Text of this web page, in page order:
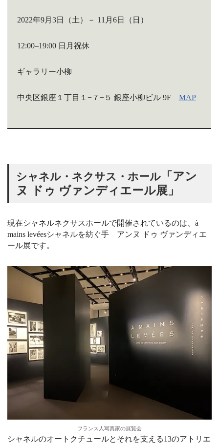
2022年9月3日（土）­－ 11月6日（日）
12:00–19:00 日月祝休
ギャラリー小柳
中央区銀座１丁目１−７−５ 銀座小柳ビル 9F MAP
シャネル・ネクサス・ホール 「 アン
ヌ
ドゥ ヴァンディエール展 」
現在シャネルネクサスホールで開催されているのは、à
mains levéesシャネルを紡ぐ手 アンヌ ドゥ ヴァンディエ
ール展です。
フランス人写真家の展覧会
シャネルのオートクチュールとそれを支える13のアトリエ